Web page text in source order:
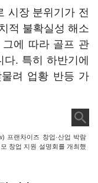
시장 분위기가 전
적 불확실성 해소
에 따라 골프 관
. 특히 하반기에
려 업황 반등 가
프랜차이즈 창업·산업 박람
창업 지원 설명회를 개최했